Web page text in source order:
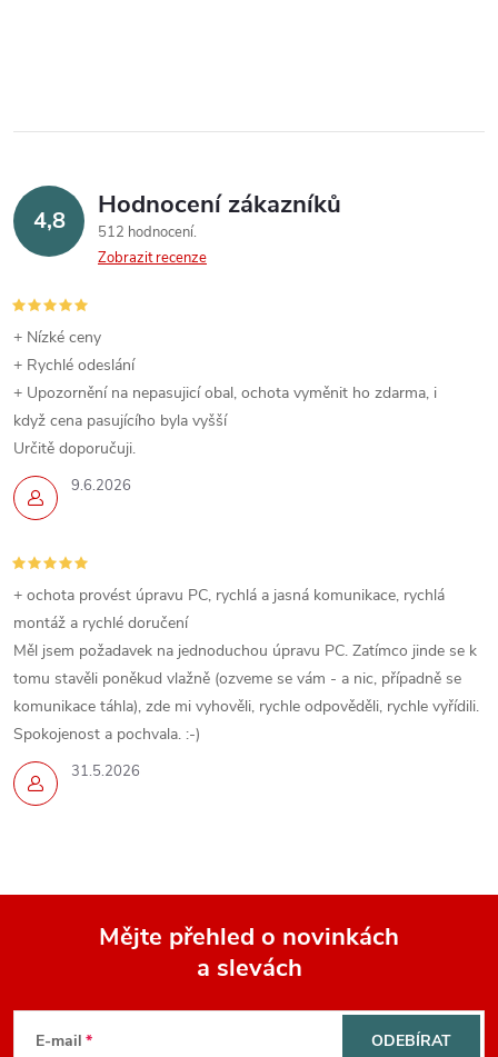
v
k
y
ý
p
i
s
u
4,8 Hodnocení zákazníků
512 hodnocení
Zobrazit recenze
9.6.2026
+ Nízké ceny
+ Rychlé odeslání
+ Upozornění na nepasujicí obal, ochota vyměnit ho zdarma, i
když cena pasujícího byla vyšší
Určitě doporučuji.
31.5.2026
+ ochota provést úpravu PC, rychlá a jasná komunikace, rychlá
montáž a rychlé doručení
Měl jsem požadavek na jednoduchou úpravu PC. Zatímco jinde se k
tomu stavěli poněkud vlažně (ozveme se vám - a nic, případně se
komunikace táhla), zde mi vyhověli, rychle odpověděli, rychle vyřídili.
Spokojenost a pochvala. :-)
Mějte přehled o novinkách
a slevách
E-mail ODEBÍRAT